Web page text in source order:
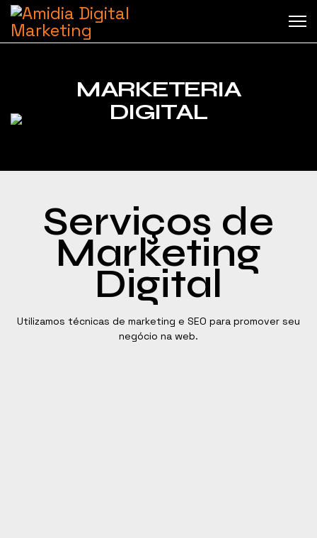
MARKETERIA
DIGITAL
Serviços de
Marketing
Digital
Utilizamos técnicas de marketing e SEO para promover seu
negócio na web.